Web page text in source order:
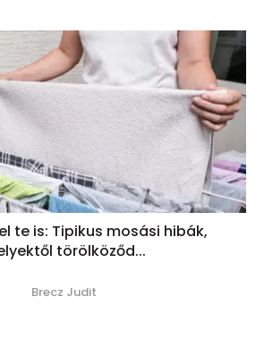
te is: Tipikus mosási hibák,
törölköződ...
Brecz Judit